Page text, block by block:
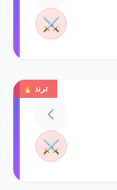
⚔️
ترند 🔥
⚔️